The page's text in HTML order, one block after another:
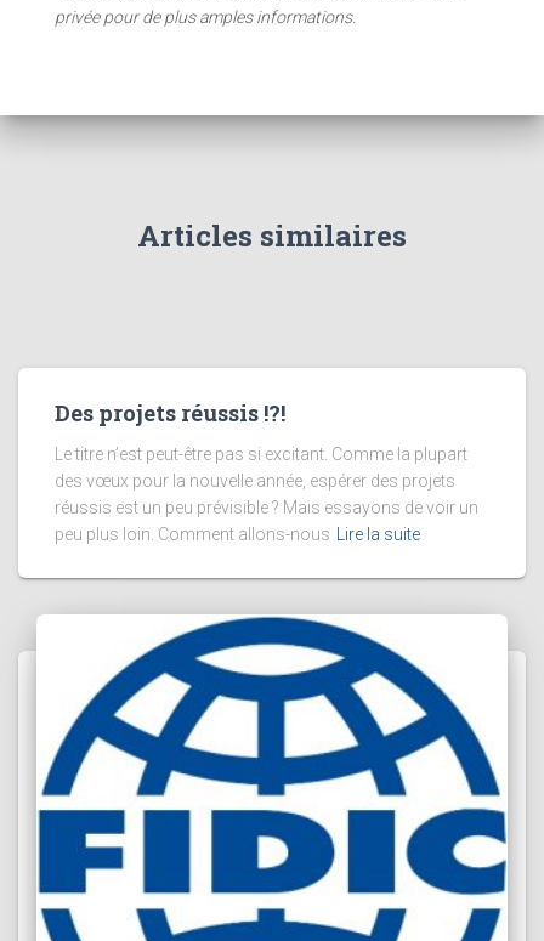
privée pour de plus amples informations.
Articles similaires
Des projets réussis !?!
Le titre n’est peut-être pas si excitant. Comme la plupart
des vœux pour la nouvelle année, espérer des projets
réussis est un peu prévisible ? Mais essayons de voir un
peu plus loin. Comment allons-nous
Lire la suite